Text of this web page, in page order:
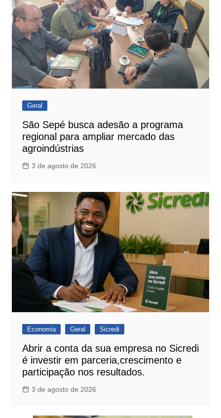
Geral
São Sepé busca adesão a programa
regional para ampliar mercado das
agroindústrias
3 de agosto de 2026
Economia Geral Sicredi
Abrir a conta da sua empresa no Sicredi
é investir em parceria,crescimento e
participação nos resultados.
3 de agosto de 2026